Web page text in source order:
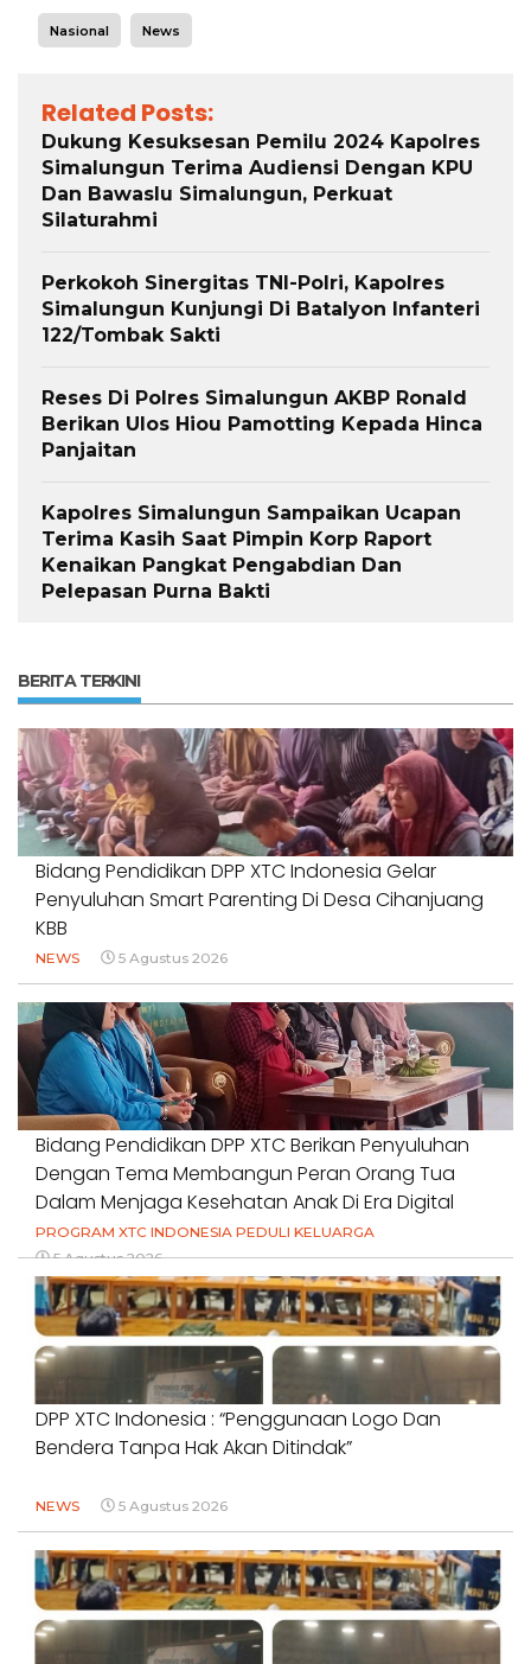
Nasional News
Related Posts:
Dukung Kesuksesan Pemilu 2024 Kapolres
Simalungun Terima Audiensi Dengan KPU
Dan Bawaslu Simalungun, Perkuat
Silaturahmi
Perkokoh Sinergitas TNI-Polri, Kapolres
Simalungun Kunjungi Di Batalyon Infanteri
122/Tombak Sakti
Reses Di Polres Simalungun AKBP Ronald
Berikan Ulos Hiou Pamotting Kepada Hinca
Panjaitan
Kapolres Simalungun Sampaikan Ucapan
Terima Kasih Saat Pimpin Korp Raport
Kenaikan Pangkat Pengabdian Dan
Pelepasan Purna Bakti
BERITA TERKINI
Bidang Pendidikan DPP XTC Indonesia Gelar
Penyuluhan Smart Parenting Di Desa Cihanjuang
KBB
NEWS 5 Agustus 2026
Bidang Pendidikan DPP XTC Berikan Penyuluhan
Dengan Tema Membangun Peran Orang Tua
Dalam Menjaga Kesehatan Anak Di Era Digital
PROGRAM XTC INDONESIA PEDULI KELUARGA
5 Agustus 2026
DPP XTC Indonesia : “Penggunaan Logo Dan
Bendera Tanpa Hak Akan Ditindak”
NEWS 5 Agustus 2026